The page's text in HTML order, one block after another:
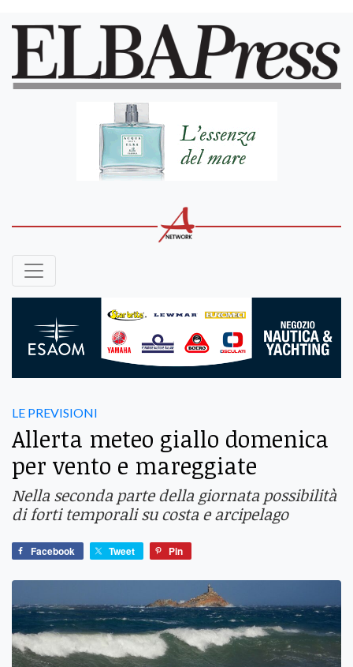
LE PREVISIONI
Allerta meteo giallo domenica
per vento e mareggiate
Nella seconda parte della giornata possibilità
di forti temporali su costa e arcipelago
Facebook Tweet Pin